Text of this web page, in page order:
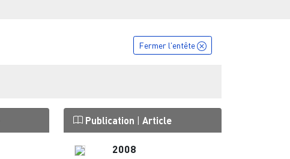
Fermer l'entête
Publication | Article
2008